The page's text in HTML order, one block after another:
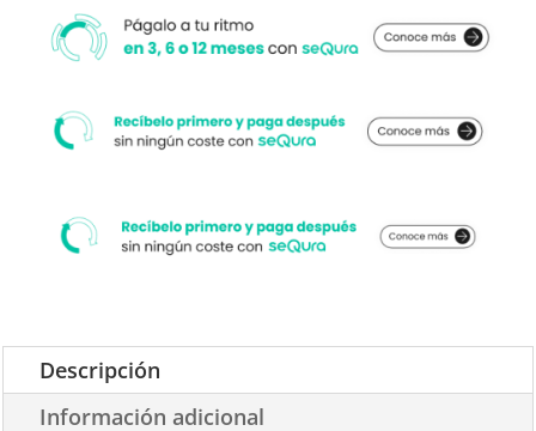
Descripción
Información adicional